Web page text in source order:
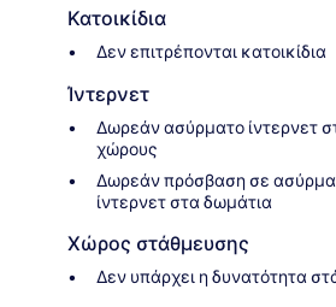
Κατοικίδια
Δεν επιτρέπονται κατοικίδια
Ίντερνετ
Δωρεάν ασύρματο ίντερνετ
χώρους
Δωρεάν πρόσβαση σε
ίντερνετ στα δωμάτια
Χώρος στάθμευσης
Δεν υπάρχει η δυνατότητα